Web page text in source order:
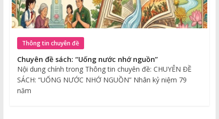
Thông tin chuyên đề
Chuyên đề sách: “Uống nước nhớ nguồn”
Nội dung chính trong Thông tin chuyên đề: CHUYÊN ĐỀ
SÁCH: “UỐNG NƯỚC NHỚ NGUỒN” Nhân kỷ niệm 79
năm